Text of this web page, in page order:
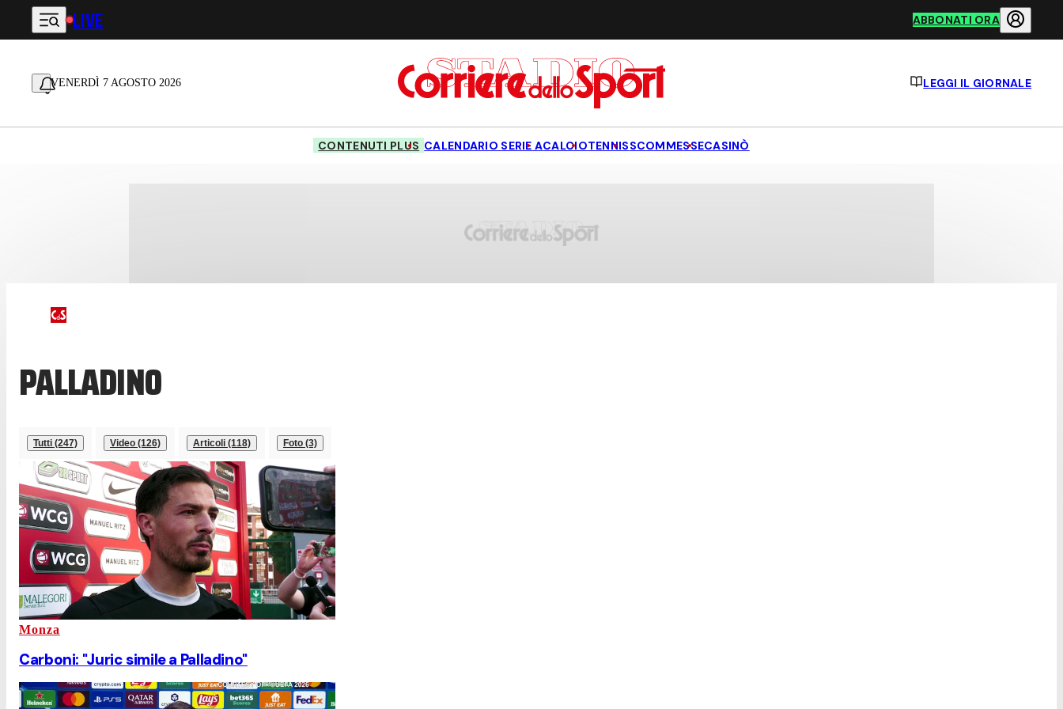
Vai al contenuto principale
LIVE ABBONATI ORA
VENERDÌ 7 AGOSTO 2026 LEGGI IL GIORNALE
CONTENUTI PLUS CALENDARIO SERIE ACALCIOTENNISSCOMMESSECASINÒ
PALLADINO
Tutti (247) Video (126) Articoli (118) Foto (3)
Monza
Carboni: "Juric simile a Palladino"